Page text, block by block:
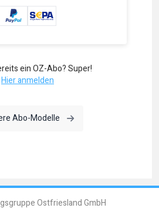
ein OZ-Abo? Super!
Hier anmelden
Abo-Modelle
Ostfriesland GmbH